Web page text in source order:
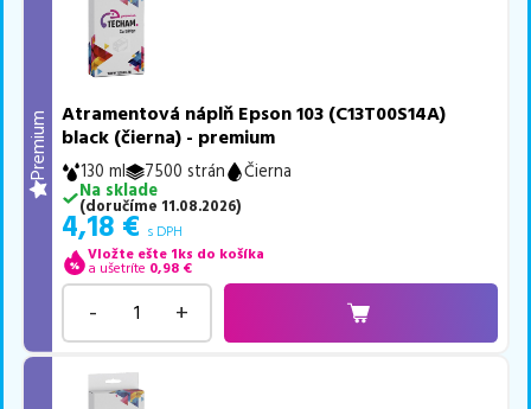
Premium
Atramentová náplň Epson 103 (C13T00S14A)
black (čierna) - premium
130 ml 7500 strán
Čierna
Na sklade
(doručíme 11.08.2026)
4,18 € s DPH
Vložte ešte 1ks do košíka
a ušetríte 0,98 €
- +